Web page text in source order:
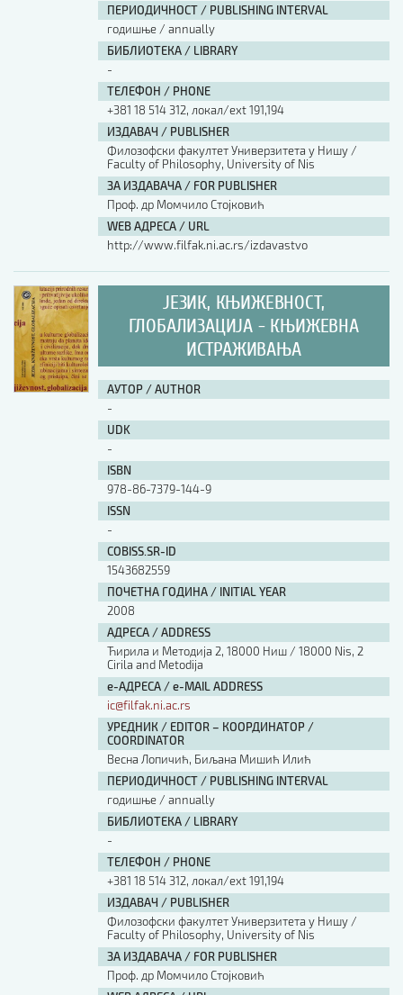
ПЕРИОДИЧНОСТ / PUBLISHING INTERVAL
годишње / annually
БИБЛИОТЕКА / LIBRARY
-
ТЕЛЕФОН / PHONE
+381 18 514 312, локал/ext 191,194
ИЗДАВАЧ / PUBLISHER
Филозофски факултет Универзитета у Нишу /
Faculty of Philosophy, University of Nis
ЗА ИЗДАВАЧА / FOR PUBLISHER
Проф. др Момчило Стојковић
WEB АДРЕСА / URL
http://www.filfak.ni.ac.rs/izdavastvo
ЈЕЗИК, КЊИЖЕВНОСТ,
ГЛОБАЛИЗАЦИЈА - КЊИЖЕВНА
ИСТРАЖИВАЊА
АУТОР / AUTHOR
-
UDK
-
ISBN
978-86-7379-144-9
ISSN
-
COBISS.SR-ID
1543682559
ПОЧЕТНА ГОДИНА / INITIAL YEAR
2008
АДРЕСА / ADDRESS
Ћирила и Методија 2, 18000 Ниш / 18000 Nis, 2
Cirila and Metodija
е-АДРЕСА / e-MAIL ADDRESS
ic@filfak.ni.ac.rs
УРЕДНИК / EDITOR – КООРДИНАТОР /
COORDINATOR
Весна Лопичић, Биљана Мишић Илић
ПЕРИОДИЧНОСТ / PUBLISHING INTERVAL
годишње / annually
БИБЛИОТЕКА / LIBRARY
-
ТЕЛЕФОН / PHONE
+381 18 514 312, локал/ext 191,194
ИЗДАВАЧ / PUBLISHER
Филозофски факултет Универзитета у Нишу /
Faculty of Philosophy, University of Nis
ЗА ИЗДАВАЧА / FOR PUBLISHER
Проф. др Момчило Стојковић